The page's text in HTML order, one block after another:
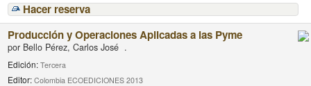
Hacer reserva
Producción y Operaciones Aplicadas a las Pyme
por Bello Pérez, Carlos José .
Edición:Tercera
Editor:Colombia ECOEDICIONES 2013